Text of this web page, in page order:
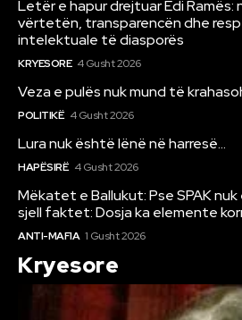
Letër e hapur drejtuar Edi Ramës:
vërtetën, transparencën dhe
intelektuale të diasporës
KRYESORE 4 Gusht 2026
Veza e pulës nuk mund të
POLITIKË 4 Gusht 2026
Lura nuk është lënë në harresë…
HAPËSIRË 4 Gusht 2026
Mëkatet e Ballukut: Pse SPAK
sjell faktet: Dosja ka elemente
ANTI-MAFIA 1 Gusht 2026
Kryesore